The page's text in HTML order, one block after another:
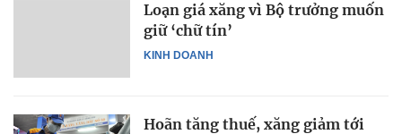
KINH DOANH
Loạn giá xăng vì Bộ trưởng muốn
giữ ‘chữ tín’
Hoãn tăng thuế, xăng giảm tới